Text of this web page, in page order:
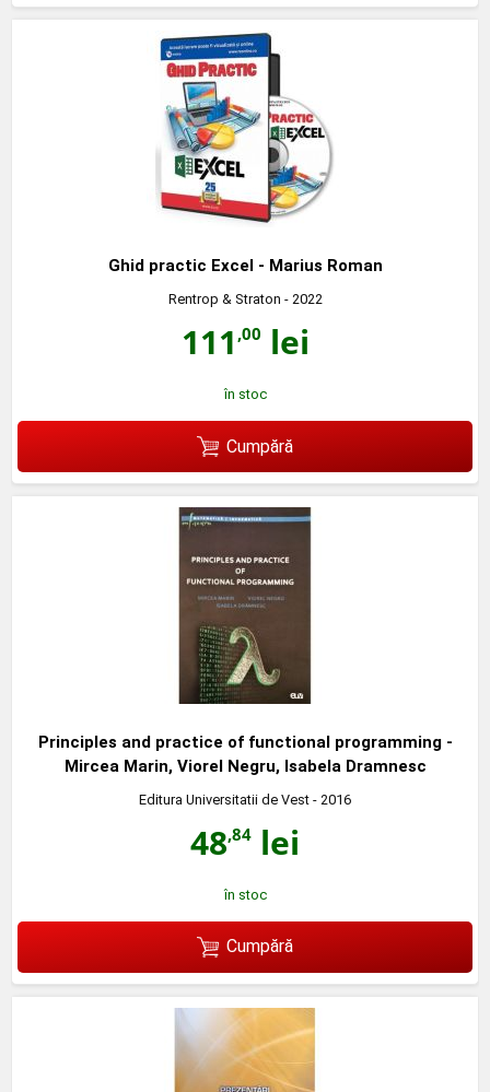
Ghid practic Excel - Marius Roman
Rentrop & Straton - 2022
111 ,00 lei
în stoc
Cumpără
Principles and practice of functional programming -
Mircea Marin, Viorel Negru, Isabela Dramnesc
Editura Universitatii de Vest - 2016
48,84 lei
în stoc
Cumpără